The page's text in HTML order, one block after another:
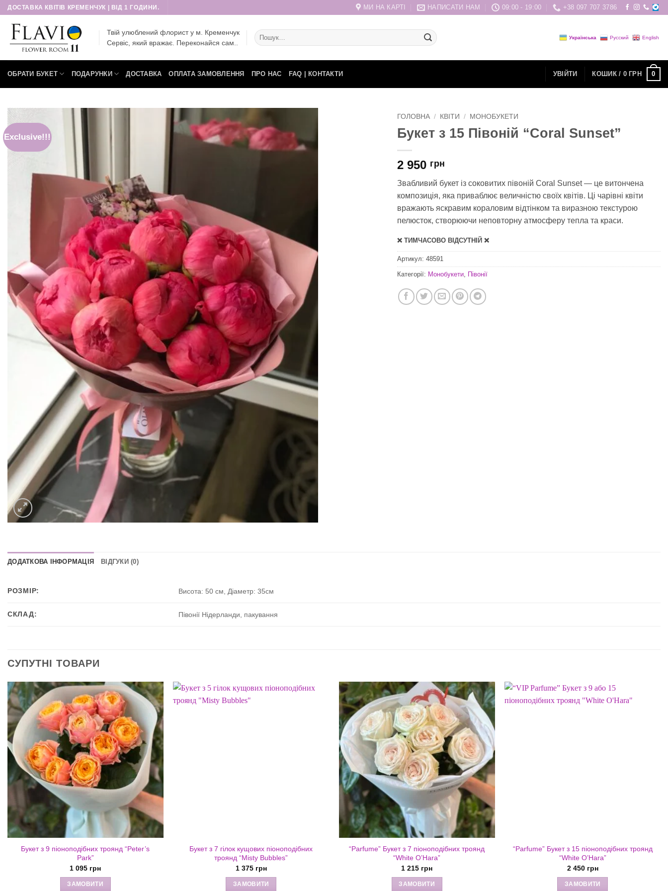
Пропустити
ДОСТАВКА КВІТІВ КРЕМЕНЧУК | ВІД 1 ГОДИНИ. МИ НА КАРТІ НАПИСАТИ НАМ 09:00 - 19:00 +38 097 707 3786
Твій улюблений флорист у м. Кременчук
Сервіс, який вражає. Переконайся сам..
Шукати:
Українська Русский English
ОБРАТИ БУКЕТ ПОДАРУНКИ ДОСТАВКА ОПЛАТА ЗАМОВЛЕННЯ ПРО НАС FAQ | КОНТАКТИ УВІЙТИ КОШИК / 0 ГРН 0
Exclusive!!!
ГОЛОВНА / КВІТИ / МОНОБУКЕТИ
Букет з 15 Півоній “Coral Sunset”
2 950 грн
Звабливий букет із соковитих півоній Coral Sunset — це витончена
композиція, яка приваблює величністю своїх квітів. Ці чарівні квіти
вражають яскравим кораловим відтінком та виразною текстурою
пелюсток, створюючи неповторну атмосферу тепла та краси.
❌ ТИМЧАСОВО ВІДСУТНІЙ ❌
Артикул: 48591
Категорії: Монобукети, Півонії
ДОДАТКОВА ІНФОРМАЦІЯ ВІДГУКИ (0)
РОЗМІР: Висота: 50 см, Діаметр: 35см
СКЛАД: Півонії Нідерланди, пакування
СУПУТНІ ТОВАРИ
Букет з 9 піоноподібних троянд “Peter’s
Park”
1 095 грн
ЗАМОВИТИ
Букет з 7 гілок кущових піоноподібних
троянд “Misty Bubbles”
1 375 грн
ЗАМОВИТИ
“Parfume” Букет з 7 піоноподібних троянд
“White O’Hara”
1 215 грн
ЗАМОВИТИ
“Parfume” Букет з 15 піоноподібних троянд
“White O’Hara”
2 450 грн
ЗАМОВИТИ